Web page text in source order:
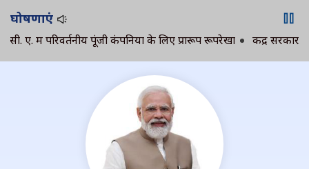
घोषणाएं
में परिवर्तनीय पूंजी कंपनियों के लिए प्रारूप रूपरेखा केंद्र सरकार के